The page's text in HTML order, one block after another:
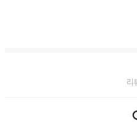
리